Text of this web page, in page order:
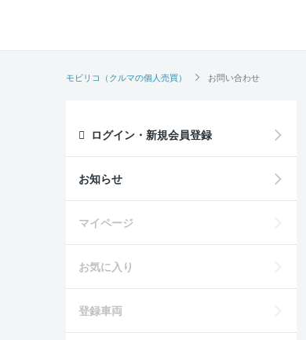
モビリコ（クルマの個人売買） お問い合わせ
ログイン・新規会員登録
お知らせ
マイページ
お気に入り
登録車両